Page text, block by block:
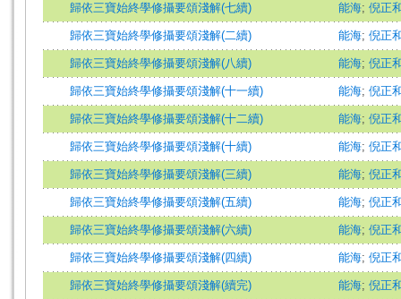
歸依三寶始終學修攝要頌淺解(七續) 能海; 倪正
歸依三寶始終學修攝要頌淺解(二續) 能海; 倪正
歸依三寶始終學修攝要頌淺解(八續) 能海; 倪正
歸依三寶始終學修攝要頌淺解(十一續) 能海; 倪正
歸依三寶始終學修攝要頌淺解(十二續) 能海; 倪正
歸依三寶始終學修攝要頌淺解(十續) 能海; 倪正
歸依三寶始終學修攝要頌淺解(三續) 能海; 倪正
歸依三寶始終學修攝要頌淺解(五續) 能海; 倪正
歸依三寶始終學修攝要頌淺解(六續) 能海; 倪正
歸依三寶始終學修攝要頌淺解(四續) 能海; 倪正
歸依三寶始終學修攝要頌淺解(續完) 能海; 倪正